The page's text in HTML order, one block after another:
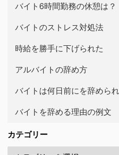
バイト6時間勤務の休憩は？
バイトのストレス対処法
時給を勝手に下げられた
アルバイトの辞め方
バイトは何日前にを辞めら
バイトを辞める理由の例文
カテゴリー